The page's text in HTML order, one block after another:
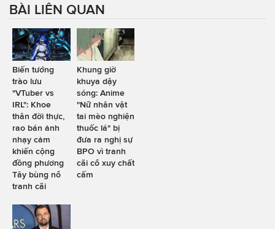
BÀI LIÊN QUAN
Biến tướng
trào lưu
"VTuber vs
IRL": Khoe
thân đời thực,
rao bán ảnh
nhạy cảm
khiến cộng
đồng phương
Tây bùng nổ
tranh cãi
Khung giờ
khuya dậy
sóng: Anime
"Nữ nhân vật
tai mèo nghiện
thuốc lá" bị
đưa ra nghị sự
BPO vì tranh
cãi cổ xuy chất
cấm